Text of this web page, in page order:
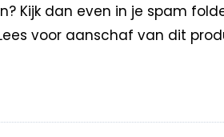
Kijk dan even in je spam
voor aanschaf van dit